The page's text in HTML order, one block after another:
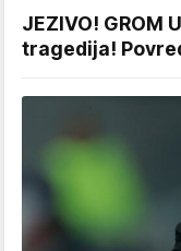
JEZIVO! GROM
tragedija!